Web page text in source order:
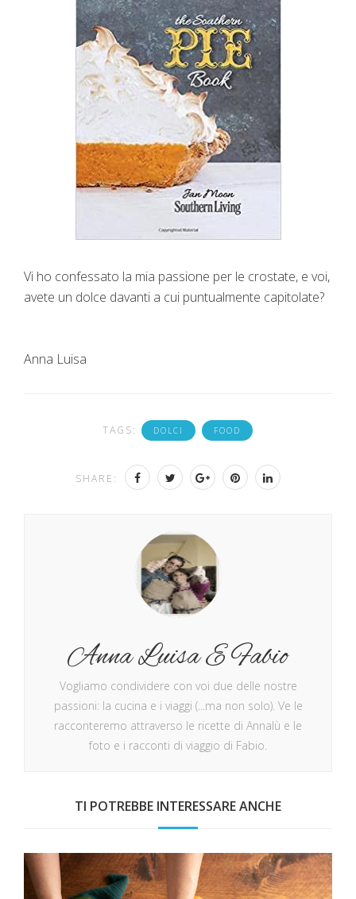
Vi ho confessato la mia passione per le crostate, e voi,
avete un dolce davanti a cui puntualmente capitolate?
Anna Luisa
TAGS: DOLCI FOOD
SHARE:
Anna Luisa E Fabio
Vogliamo condividere con voi due delle nostre
passioni: la cucina e i viaggi (...ma non solo). Ve le
racconteremo attraverso le ricette di Annalù e le
foto e i racconti di viaggio di Fabio.
TI POTREBBE INTERESSARE ANCHE